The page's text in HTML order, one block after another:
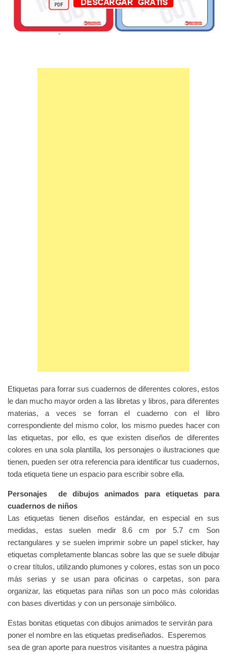
Etiquetas para forrar sus cuadernos de diferentes colores, estos
le dan mucho mayor orden a las libretas y libros, para diferentes
materias, a veces se forran el cuaderno con el libro
correspondiente del mismo color, los mismo puedes hacer con
las etiquetas, por ello, es que existen diseños de diferentes
colores en una sola plantilla, los personajes o ilustraciones que
tienen, pueden ser otra referencia para identificar tus cuadernos,
toda etiqueta tiene un espacio para escribir sobre ella.
Personajes de dibujos animados para etiquetas para
cuadernos de niños
Las etiquetas tienen diseños estándar, en especial en sus
medidas, estas suelen medir 8.6 cm por 5.7 cm Son
rectangulares y se suelen imprimir sobre un papel sticker, hay
etiquetas completamente blancas sobre las que se suele dibujar
o crear títulos, utilizando plumones y colores, estas son un poco
más serias y se usan para oficinas o carpetas, son para
organizar, las etiquetas para niñas son un poco más coloridas
con bases divertidas y con un personaje simbólico.
Estas bonitas etiquetas con dibujos animados te servirán para
poner el nombre en las etiquetas prediseñados. Esperemos
sea de gran aporte para nuestros visitantes a nuestra página